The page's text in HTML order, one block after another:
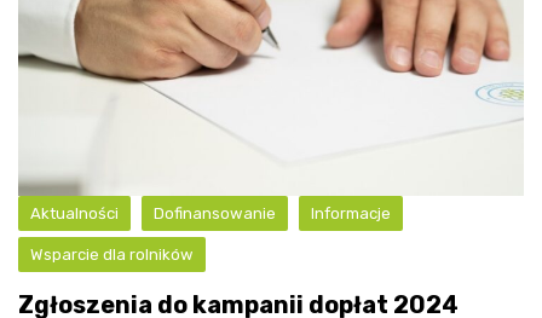
Aktualności Dofinansowanie Informacje
Wsparcie dla rolników
Zgłoszenia do kampanii dopłat 2024